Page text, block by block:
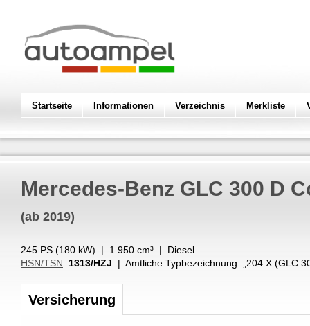
Startseite Informationen Verzeichnis Merkliste
Mercedes-Benz GLC 300 D
(ab 2019)
245 PS (180 kW) | 1.950 cm³ | Diesel
HSN/TSN: 1313/HZJ | Amtliche Typbezeichnung: „ 204 X (GLC
Versicherung